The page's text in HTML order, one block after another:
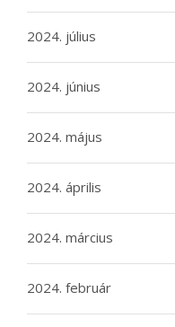
2024. július
2024. június
2024. május
2024. április
2024. március
2024. február